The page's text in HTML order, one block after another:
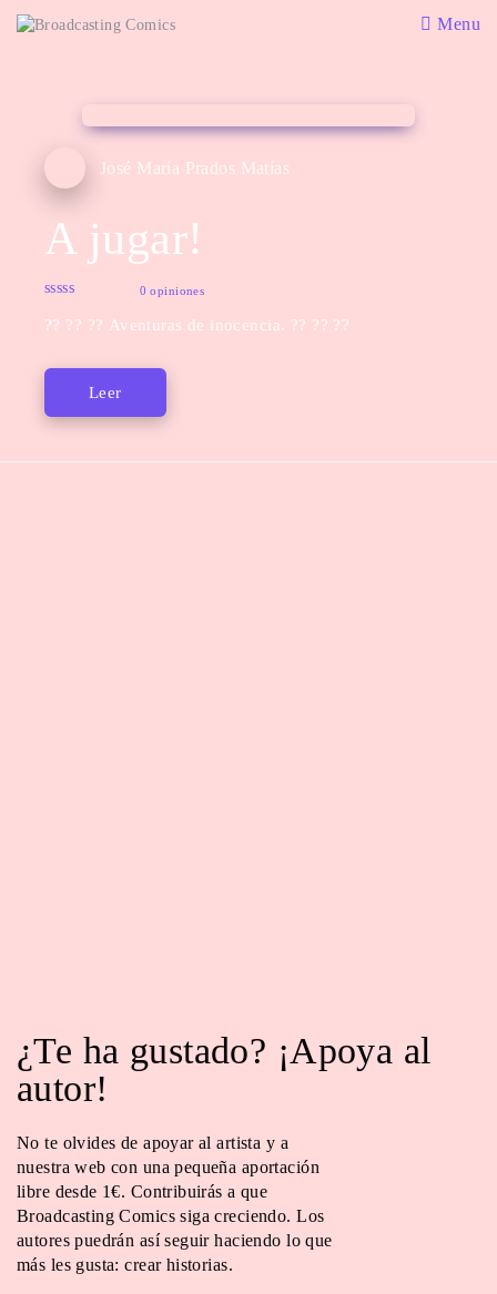
Menu
José María Prados Matías
A jugar!
0 opiniones
?? ?? ?? Aventuras de inocencia. ?? ?? ??
Leer
¿Te ha gustado? ¡Apoya al
autor!
No te olvides de apoyar al artista y a
nuestra web con una pequeña aportación
libre desde 1€. Contribuirás a que
Broadcasting Comics siga creciendo. Los
autores puedrán así seguir haciendo lo que
más les gusta: crear historias.